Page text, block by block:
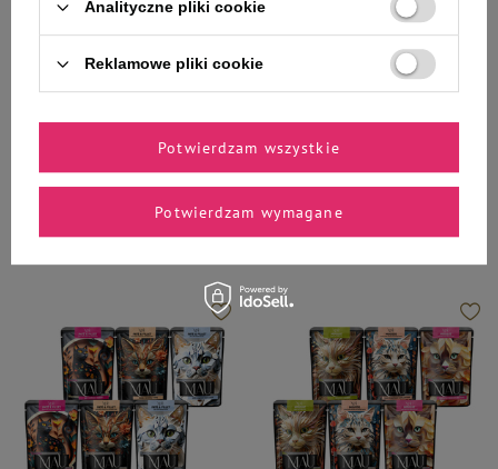
MAU
MAU Pasztet i Filet Karma mokra
29,68 zł / kg
- +
Do koszyka
MAU
MAU Pasztet i Filet Karma mokra
dla kota mix trzech smaków
24,18 zł
- +
Do koszyka
Analityczne pliki cookie
Reklamowe pliki cookie
Potwierdzam wymagane
Potwierdzam wszystkie